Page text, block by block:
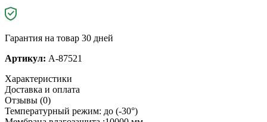
Гарантия на товар 30 дней
Артикул: A-87521
Характеристики
Доставка и оплата
Отзывы (0)
Температурный режим: до (-30°)